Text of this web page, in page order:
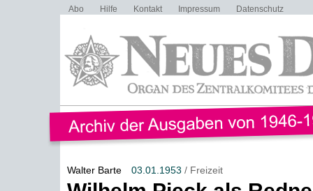
Abo Hilfe Kontakt Impressum Datenschutz
Walter Barte 03.01.1953 / Freizeit